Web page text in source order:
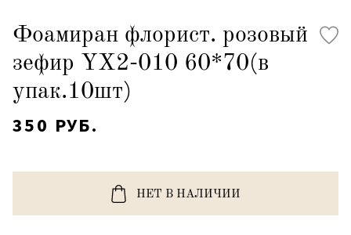
Фоамиран флорист. розовый
зефир YX2-010 60*70(в
упак.10шт)
350 РУБ.
НЕТ В НАЛИЧИИ